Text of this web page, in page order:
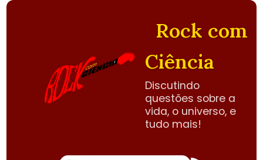
Rock com
Ciência
Discutindo
questões sobre a
vida, o universo, e
tudo mais!